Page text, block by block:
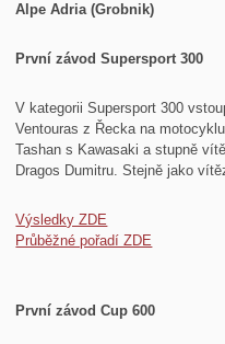
Alpe Adria (Grobnik)
První závod Supersport 300
V kategorii Supersport 300
Ventouras z Řecka na
Tashan s Kawasaki a stupně
Dragos Dumitru. Stejně jako
Výsledky ZDE
Průběžné pořadí ZDE
První závod Cup 600